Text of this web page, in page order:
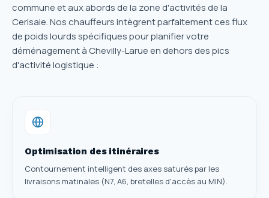
commune et aux abords de la zone d'activités de la
Cerisaie. Nos chauffeurs intègrent parfaitement ces flux
de poids lourds spécifiques pour planifier votre
déménagement à Chevilly-Larue en dehors des pics
d'activité logistique :
Optimisation des itinéraires
Contournement intelligent des axes saturés par les
livraisons matinales (N7, A6, bretelles d'accès au MIN).